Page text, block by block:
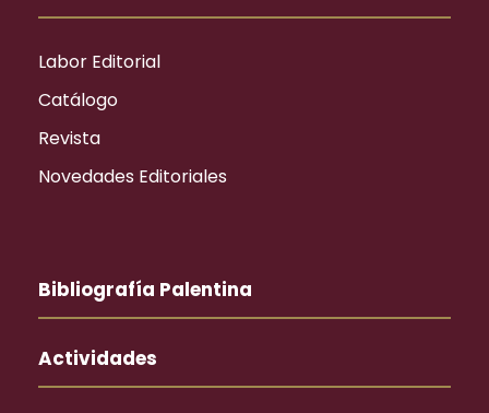
Labor Editorial
Catálogo
Revista
Novedades Editoriales
Bibliografía Palentina
Actividades